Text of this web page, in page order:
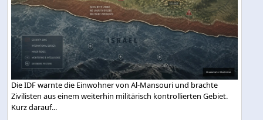
Die IDF warnte die Einwohner von Al-Mansouri und brachte
Zivilisten aus einem weiterhin militärisch kontrollierten Gebiet.
Kurz darauf...